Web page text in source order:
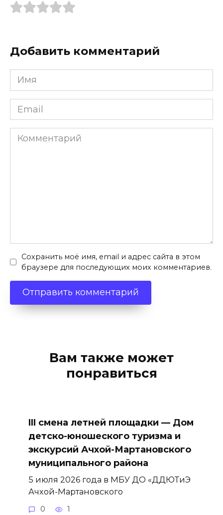
Добавить комментарий
Имя
*
Email
*
Комментарий
Сохранить моё имя, email и адрес сайта в этом
браузере для последующих моих комментариев.
Вам также может
понравиться
III смена летней площадки — Дом
детско-юношеского туризма и
экскурсий Ачхой-Мартановского
муниципального района
5 июля 2026 года в МБУ ДО «ДДЮТиЭ
Ачхой-Мартановского
0 1